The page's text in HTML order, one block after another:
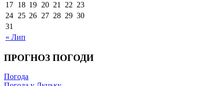
« Лип
17 18 19 20 21 22 23
24 25 26 27 28 29 30
31
ПРОГНОЗ ПОГОДИ
Погода